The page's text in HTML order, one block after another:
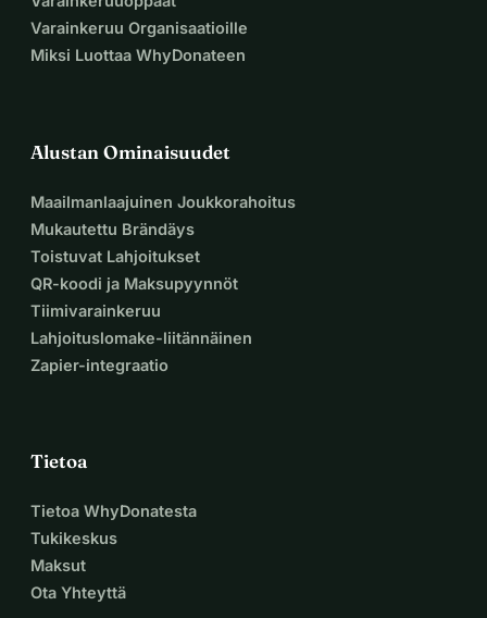
Nämä sairaalat ovat varustettu
edistyksellisillä teknologioilla, uusilla
taistella tätä tautia vastaan.
Tämä ei ole vain päivien pidentämistä;
se on arvon palauttamista, kivun
vähentämistä ja mahdollisuuden
Mitä tarvitsemme
Moldirin hoidon kustannukset ovat
Varainkeruu Organisaatioille
Miksi Luottaa WhyDonateen
Alustan Ominaisuudet
Maailmanlaajuinen Joukkorahoitus
Mukautettu Brändäys
Toistuvat Lahjoitukset
QR-koodi ja Maksupyynnöt
Tiimivarainkeruu
Lahjoituslomake-liitännäinen
Zapier-integraatio
Tietoa
Tietoa WhyDonatesta
Tukikeskus
Maksut
Ota Yhteyttä